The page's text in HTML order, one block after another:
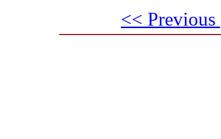
<< Previous